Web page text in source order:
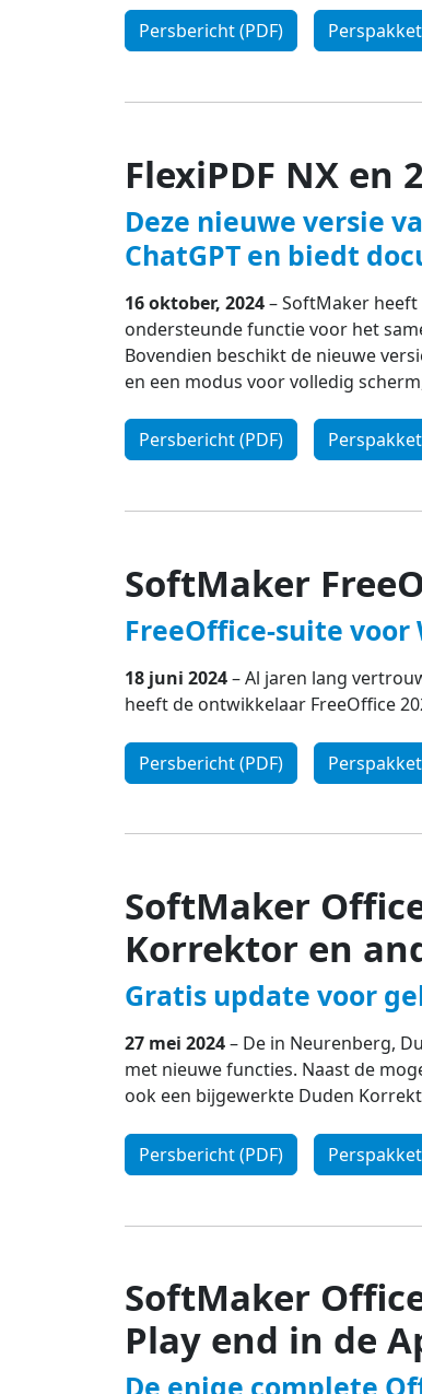
Persbericht (PDF)
FlexiPDF NX
Deze nieuwe versie
ChatGPT en biedt
16 oktober, 2024– SoftMaker heeft
ondersteunde functie voor het
Bovendien beschikt de nieuwe
en een modus voor volledig
Persbericht (PDF)
SoftMaker
FreeOffice-suite voor
18 juni 2024– Al jaren lang
heeft de ontwikkelaar FreeOffice
Persbericht (PDF)
SoftMaker
Korrektor en
Gratis update voor
27 mei 2024– De in Neurenberg,
met nieuwe functies. Naast de
ook een bijgewerkte Duden
Persbericht (PDF)
SoftMaker
Play end in de